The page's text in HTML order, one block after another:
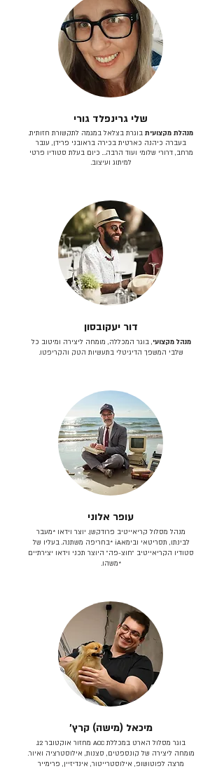
שלי גרינפלד גורי
מנהלת מקצועית בוגרת בצלאל במגמה לתקשורת חזותית.
בעברה כיהנה כארטית בכירה בראובני פרידן, ענבר
מרחב, דרורי שלומי ועוד הרבה… כיום בעלת סטודיו פרטי
למיתוג ועיצוב.
דור יעקובסון
מנהל מקצועי, בוגר המכללה, מומחה ליצירה ומיטוב כל
שלבי המשפך הדיגיטלי בתעשיות הטק והקריפטו.
עופר אלוני
מנהל מסלול קריאייטיב פרודקשן. יוצר וידאו *מעבר
לבינתו, תסריטאי וב​ימאiA‎ *בחריפה משתנה. בעליו של
סטודיו הקריאייטיב ״חוצ-פה״ היוצר תכני וידאו יצירתיים
*משהו.
מיכאל (מישה) קרץ׳
בוגר מסלול הארט במכללת ACC מחזור אוקטובר 12.
מומחה ליצירה של קונספטים, סצנות, אילוסטרציה ואיור.
מרצה לפוטושופ, אילוסטרייטור, אינדיזיין, פרימייר